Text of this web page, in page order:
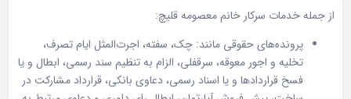
از جمله خدمات سرکار خانم معصومه قلیچ:
پرونده‌های حقوقی مانند: چک، سفته، اجرت‌المثل ایام تصرف،
تخلیه و اجور معوقه، سرقفلی، الزام به تنظیم سند رسمی، ابطال و یا
فسخ قراردادها و یا اسناد رسمی، دعاوی بانکی، قرارداد مشارکت در